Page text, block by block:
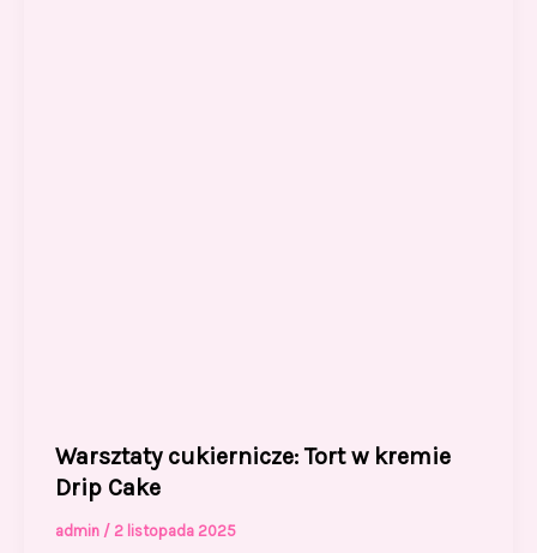
Warsztaty cukiernicze: Tort w kremie
Drip Cake
admin / 2 listopada 2025